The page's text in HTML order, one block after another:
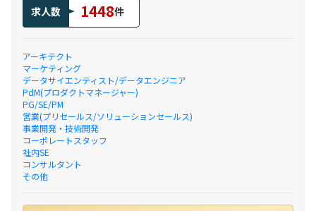
求人数 1448件
アーキテクト
マーケティング
データサイエンティスト/データエンジニア
PdM(プロダクトマネージャー)
PG/SE/PM
営業(プリセールス/ソリューションセールス)
事業開発・技術開発
コーポレートスタッフ
社内SE
コンサルタント
その他